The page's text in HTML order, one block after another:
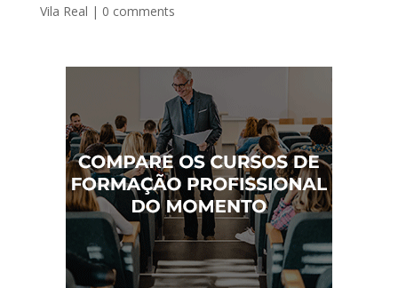
Vila Real | 0 comments